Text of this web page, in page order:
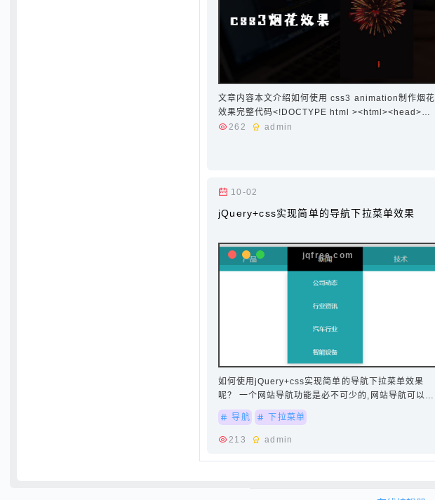
文章内容本文介绍如何使用 css3 animation制作烟花
效果完整代码<!DOCTYPE html ><html><head>
<title>CSS3烟花效果 </title><style>body
262 admin
10-02
jQuery+css实现简单的导航下拉菜单效果
如何使用jQuery+css实现简单的导航下拉菜单效果
呢？ 一个网站导航功能是必不可少的,‌‌网站导航可以为
网页的访问者提供一种捷径，使其可以方便的访问到所
需的内容页面，网站导航同时可以提高网页的浏览效
率。如何实现该项目使用无序列表实现网页的导航功
导航 下拉菜单
213 admin